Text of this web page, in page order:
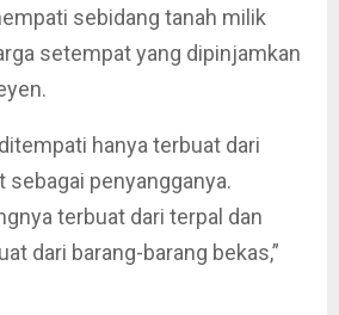
sebidang tanah milik
setempat yang dipinjamkan
hanya terbuat dari
sebagai penyangganya.
terbuat dari terpal dan
dari barang-barang bekas,”